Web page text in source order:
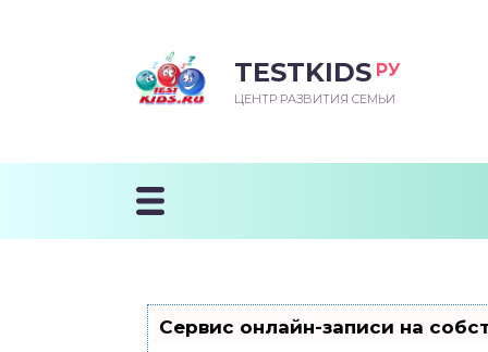
TESTKIDS РУ
ЦЕНТР РАЗВИТИЯ СЕМЬИ
Сервис онлайн-записи на
МЕСЯЦ
УЧИТСЯ
ПОСЛЕ ГОДА
К ШКОЛЕ
ДОШКОЛЬНИКА
ШКОЛА
ШКОЛЬНИКА
ШКОЛЬНИКА